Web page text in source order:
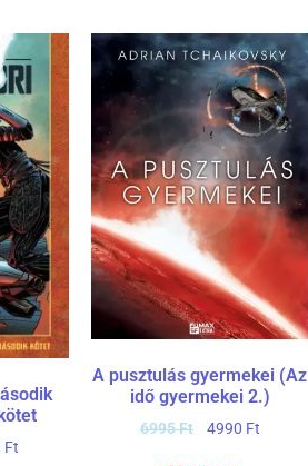
Ft
A pusztulás gyermekei (Az
idő gyermekei 2.)
6995Ft 4990 Ft